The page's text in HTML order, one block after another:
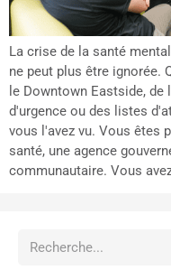
La crise de la santé
ne peut plus être ignorée.
le Downtown Eastside,
d'urgence ou des listes
vous l'avez vu. Vous êtes
santé, une agence
communautaire. Vous